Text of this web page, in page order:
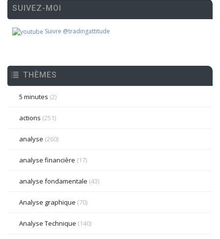
SUIVEZ-MOI
Suivre @tradingattitude
THÈMES
5 minutes (2)
actions (251)
analyse (260)
analyse financière (17)
analyse fondamentale (43)
Analyse graphique (70)
Analyse Technique (140)